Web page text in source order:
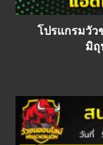
โปรแกรมวั
มิถุ